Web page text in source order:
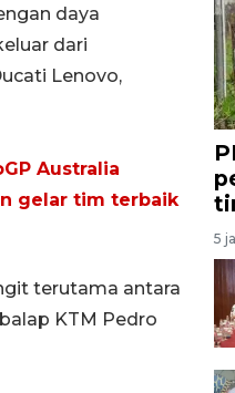
daya
dari
Lenovo,
Australia
gelar tim terbaik
terutama antara
KTM Pedro
5